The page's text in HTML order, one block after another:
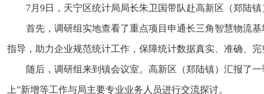
7月9日，天宁区统计局局长朱卫国带队赴高新区（郑陆
首先，调研组实地查看了重点项目申通长三角智慧物流
指导，助力企业规范统计工作，保障统计数据真实、准确、完
随后，调研组来到镇会议室。高新区（郑陆镇）汇报了
上”新增等工作与局主要专业业务人员进行交流探讨。